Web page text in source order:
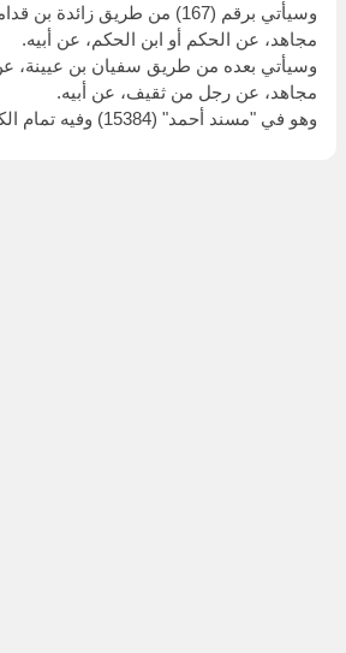
وسيأتي برقم (167) من طريق
مجاهد، عن الحكم أو ابن الحكم، عن أبيه.
وسيأتي بعده من طريق سفيان بن عيينة،
مجاهد، عن رجل من ثقيف، عن أبيه.
وهو في "مسند أحمد" (15384) وفيه تمام الكلام عليه.